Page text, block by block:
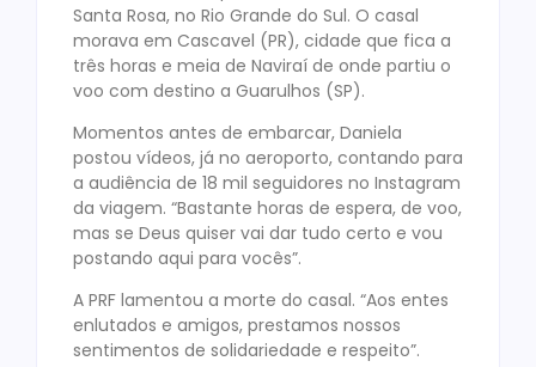
Santa Rosa, no Rio Grande do Sul. O casal
morava em Cascavel (PR), cidade que fica a
três horas e meia de Naviraí de onde partiu o
voo com destino a Guarulhos (SP).
Momentos antes de embarcar, Daniela
postou vídeos, já no aeroporto, contando para
a audiência de 18 mil seguidores no Instagram
da viagem. “Bastante horas de espera, de voo,
mas se Deus quiser vai dar tudo certo e vou
postando aqui para vocês”.
A PRF lamentou a morte do casal. “Aos entes
enlutados e amigos, prestamos nossos
sentimentos de solidariedade e respeito”.